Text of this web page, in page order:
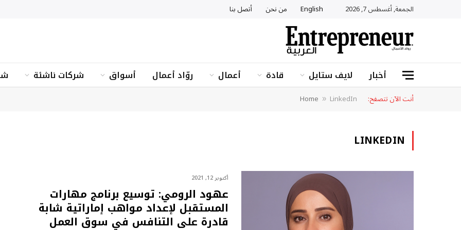
الجمعة, أغسطس 7, 2026 English من نحن أتصل بنا
أخبار لايف ستايل قادة أعمال روّاد أعمال أسواق شركات ناشئة
أنت الآن تتصفح: Home » LinkedIn
LINKEDIN
أكتوبر 12, 2021
عهود الرومي: توسيع برنامج مهارات
المستقبل لإعداد مواهب إماراتية شابة
قادرة على التنافس في سوق العمل